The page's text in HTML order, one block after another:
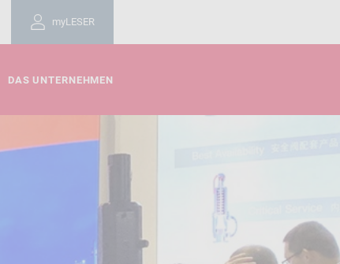
myLESER
DAS UNTERNEHMEN